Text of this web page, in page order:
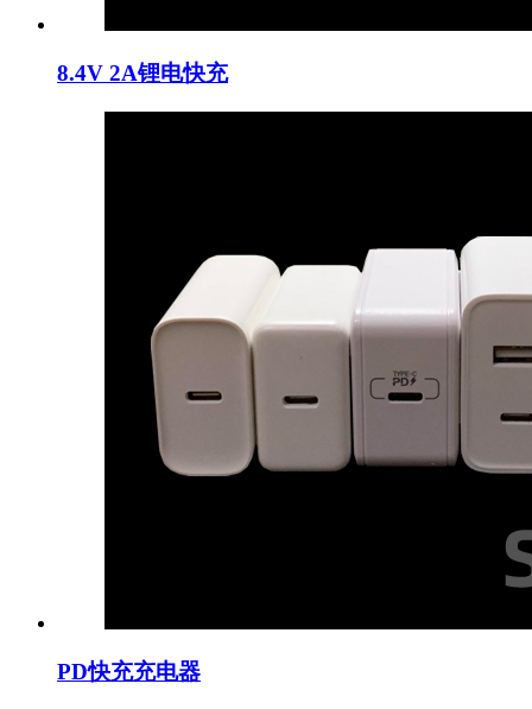
8.4V 2A锂电快充
PD快充充电器